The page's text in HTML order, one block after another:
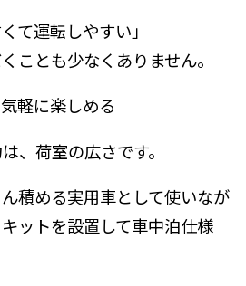
て運転しやすい」
ことも少なくありません。
軽に楽しめる
、荷室の広さです。
積める実用車として使いなが
ットを設置して車中泊仕様